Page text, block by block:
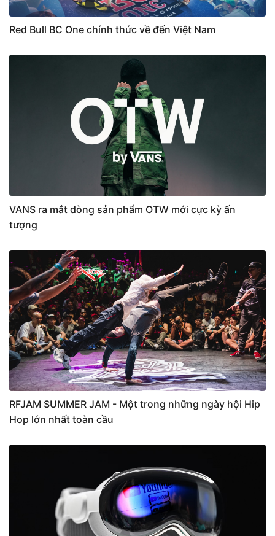
Red Bull BC One chính thức về đến Việt Nam
VANS ra mắt dòng sản phẩm OTW mới cực kỳ ấn
tượng
RFJAM SUMMER JAM - Một trong những ngày hội Hip
Hop lớn nhất toàn cầu